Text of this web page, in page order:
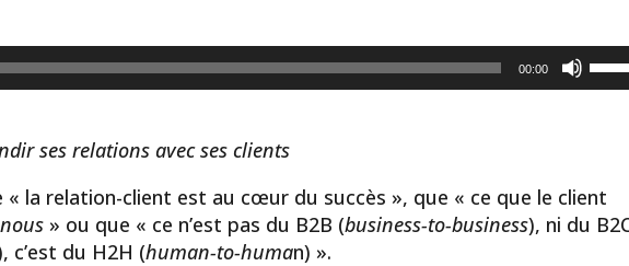
00:00
les
ou
ses relations avec ses clients
la relation-client est au cœur du succès », que « ce que le client
nous » ou que « ce n’est pas du B2B (business-to-business), ni du
c’est du H2H (human-to-human) ».